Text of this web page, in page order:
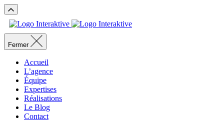
Fermer
Accueil
L’agence
Équipe
Expertises
Réalisations
Le Blog
Contact